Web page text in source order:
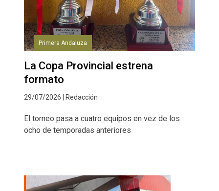
Primera Andaluza
La Copa Provincial estrena
formato
29/07/2026 | Redacción
El torneo pasa a cuatro equipos en vez de los
ocho de temporadas anteriores